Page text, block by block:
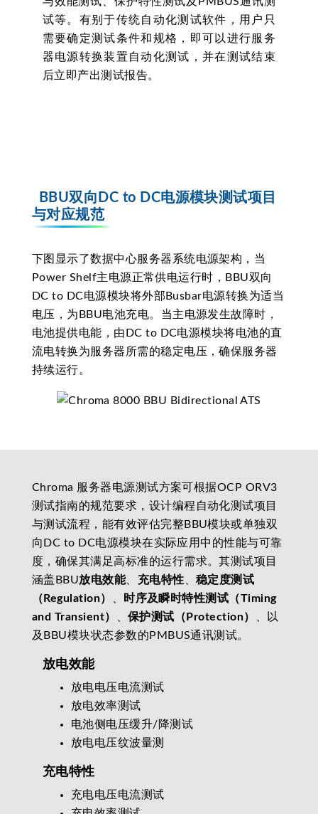
试等。有别于传统自动化测试软件，用户只
需要确定测试条件和规格，即可以进行服务
器电源转换装置自动化测试，并在测试结束
后立即产出测试报告。
BBU双向DC to DC电源模块测试项目
与对应规范
下图显示了数据中心服务器系统电源架构，当
Power Shelf主电源正常供电运行时，BBU双向
DC to DC电源模块将外部Busbar电源转换为适当
电压，为BBU电池充电。当主电源发生故障时，
电池提供电能，由DC to DC电源模块将电池的直
流电转换为服务器所需的稳定电压，确保服务器
持续运行。
Chroma 服务器电源测试方案可根据OCP ORV3
测试指南的规范要求，设计编程自动化测试项目
与测试流程，能有效评估完整BBU模块或单独双
向DC to DC电源模块在实际应用中的性能与可靠
度，确保其满足高标准的运行需求。其测试项目
涵盖BBU放电效能、 充电特性 、稳定度测试
（Regulation）
时序及瞬时特性测试（Timing
and Transient）
、保护测试（Protection）
、以
及BBU模块状态参数的PMBUS通讯测试。
放电效能
放电电压电流测试
放电效率测试
电池侧电压缓升/降测试
放电电压纹波量测
充电特性
充电电压电流测试